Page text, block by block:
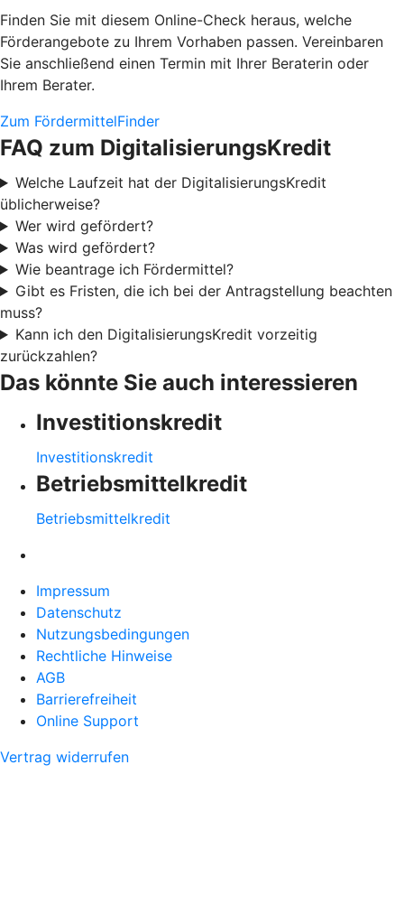
Finden Sie mit diesem Online-Check heraus, welche
Förderangebote zu Ihrem Vorhaben passen. Vereinbaren
Sie anschließend einen Termin mit Ihrer Beraterin oder
Ihrem Berater.
Zum FördermittelFinder
FAQ zum DigitalisierungsKredit
Welche Laufzeit hat der DigitalisierungsKredit
üblicherweise?
Wer wird gefördert?
Was wird gefördert?
Wie beantrage ich Fördermittel?
Gibt es Fristen, die ich bei der Antragstellung beachten
muss?
Kann ich den DigitalisierungsKredit vorzeitig
zurückzahlen?
Das könnte Sie auch interessieren
Investitionskredit
Investitionskredit
Betriebsmittelkredit
Betriebsmittelkredit
Impressum
Datenschutz
Nutzungsbedingungen
Rechtliche Hinweise
AGB
Barrierefreiheit
Online Support
Vertrag widerrufen